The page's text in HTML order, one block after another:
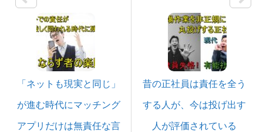
「ネットも現実と同じ」
が進む時代にマッチング
アプリだけは無責任な言
昔の正社員は責任を全う
する人が、今は投げ出す
人が評価されている